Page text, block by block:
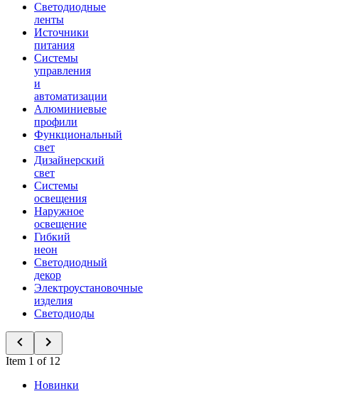
Светодиодные
ленты
Источники
питания
Системы
управления
и
автоматизации
Алюминиевые
профили
Функциональный
свет
Дизайнерский
свет
Системы
освещения
Наружное
освещение
Гибкий
неон
Светодиодный
декор
Электроустановочные
изделия
Светодиоды
Item 1 of 12
Новинки